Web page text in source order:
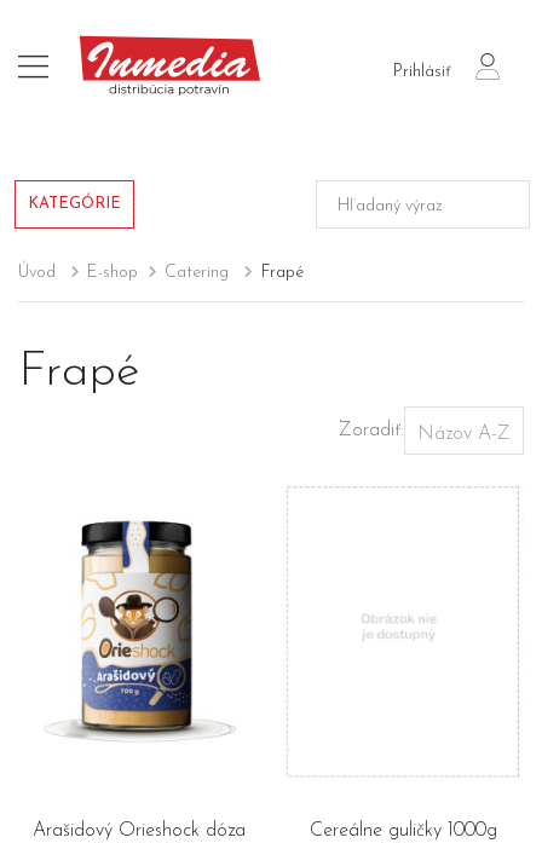
Prihlásiť
login
KATEGÓRIE
Úvod E-shop Catering Frapé
Frapé
Zoradiť:
Arašidový Orieshock dóza
Cereálne guličky 1000g